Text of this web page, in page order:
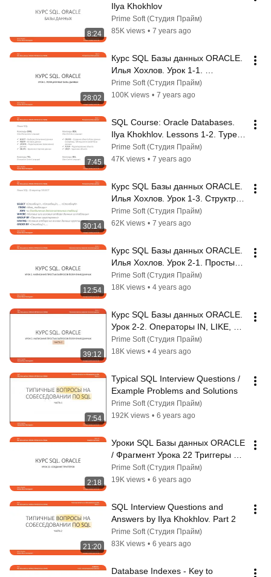
8:24
Ilya Khokhlov
Prime Soft (Студия Прайм)
85K views • 7 years ago
28:02
Курс SQL Базы данных ORACLE.
Илья Хохлов. Урок 1-1.
Реляционные базы данных
Prime Soft (Студия Прайм)
100K views • 7 years ago
7:45
SQL Course: Oracle Databases.
Ilya Khokhlov. Lessons 1-2. Types
of SQL Commands. DML and DDL
Comm...
Prime Soft (Студия Прайм)
47K views • 7 years ago
30:14
Курс SQL Базы данных ORACLE.
Илья Хохлов. Урок 1-3. Структра
SELECT
Prime Soft (Студия Прайм)
62K views • 7 years ago
12:54
Курс SQL Базы данных ORACLE.
Илья Хохлов. Урок 2-1. Простые
запросы. Операторы OR, AND,
IN, NOT IN
Prime Soft (Студия Прайм)
18K views • 4 years ago
39:12
Курс SQL Базы данных ORACLE.
Урок 2-2. Операторы IN, LIKE,
BETWEEN, работа с датами,
работа с NULL
Prime Soft (Студия Прайм)
18K views • 4 years ago
7:54
Typical SQL Interview Questions /
Example Problems and Solutions
Prime Soft (Студия Прайм)
192K views • 6 years ago
2:18
Уроки SQL Базы данных ORACLE
/ Фрагмент Урока 22 Триггеры
TRIGGER / Создание триггеров
Prime Soft (Студия Прайм)
19K views • 6 years ago
21:20
SQL Interview Questions and
Answers by Ilya Khokhlov. Part 2
Prime Soft (Студия Прайм)
83K views • 6 years ago
Database Indexes - Key to